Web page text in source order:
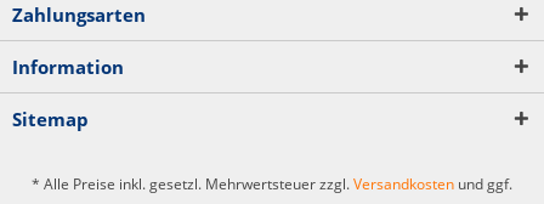
Zahlungsarten
Information
Sitemap
* Alle Preise inkl. gesetzl. Mehrwertsteuer zzgl.Versandkosten und ggf.